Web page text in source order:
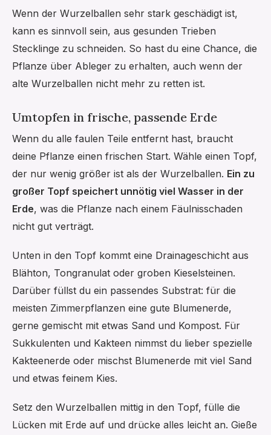
Wenn der Wurzelballen sehr stark geschädigt ist,
kann es sinnvoll sein, aus gesunden Trieben
Stecklinge zu schneiden. So hast du eine Chance, die
Pflanze über Ableger zu erhalten, auch wenn der
alte Wurzelballen nicht mehr zu retten ist.
Umtopfen in frische, passende Erde
Wenn du alle faulen Teile entfernt hast, braucht
deine Pflanze einen frischen Start. Wähle einen Topf,
der nur wenig größer ist als der Wurzelballen. Ein zu
großer Topf speichert unnötig viel Wasser in der
Erde, was die Pflanze nach einem Fäulnisschaden
nicht gut verträgt.
Unten in den Topf kommt eine Drainageschicht aus
Blähton, Tongranulat oder groben Kieselsteinen.
Darüber füllst du ein passendes Substrat: für die
meisten Zimmerpflanzen eine gute Blumenerde,
gerne gemischt mit etwas Sand und Kompost. Für
Sukkulenten und Kakteen nimmst du lieber spezielle
Kakteenerde oder mischst Blumenerde mit viel Sand
und etwas feinem Kies.
Setz den Wurzelballen mittig in den Topf, fülle die
Lücken mit Erde auf und drücke alles leicht an. Gieße